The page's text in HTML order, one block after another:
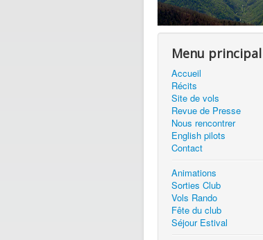
Menu principal
Accueil
Récits
Site de vols
Revue de Presse
Nous rencontrer
English pilots
Contact
Animations
Sorties Club
Vols Rando
Fête du club
Séjour Estival